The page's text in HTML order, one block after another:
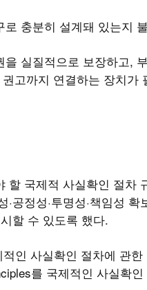
충분히 설계돼 있는지
실질적으로 보장하고,
고까지 연결하는 장치가
국제적 사실확인 절차
공정성·투명성·책임성
할 수 있도록 했다.
인 사실확인 절차에 관
를 국제적인 사실확